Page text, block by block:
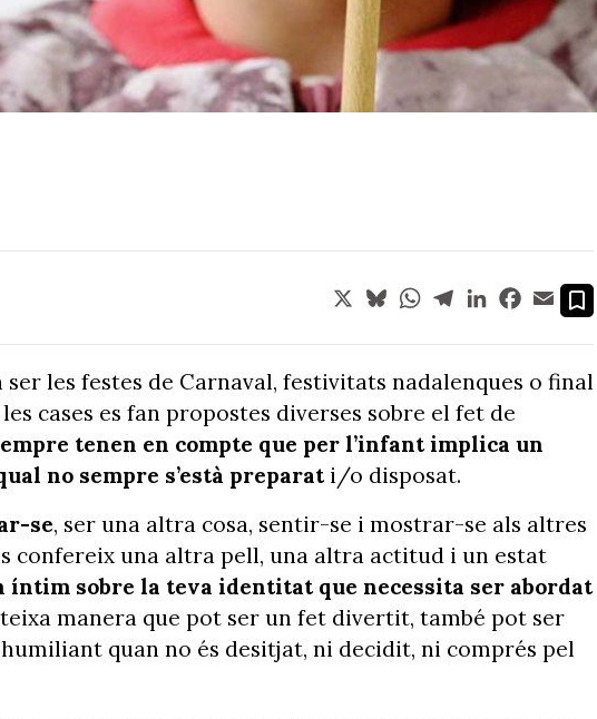
X BlueskyWhatsApp
TelegramLinkedInFacebook
Email
les festes de Carnaval, festivitats nadalenques o final
cases es fan propostes diverses sobre el fet de
tenen en compte que per l’infant implica un
no sempre s’està preparati/o disposat.
se, ser una altra cosa, sentir-se i mostrar-se als altres
confereix una altra pell, una altra actitud i un estat
íntim sobre la teva identitat que necessita ser abordat
manera que pot ser un fet divertit, també pot ser
quan no és desitjat, ni decidit, ni comprés pel